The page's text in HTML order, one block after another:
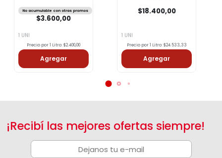
No acumulable con otras promos
$3.600,00
1 UNI
Precio por 1 Litro: $2.400,00
Agregar
$18.400,00
1 UNI
Precio por 1 Litro: $24.533,33
Agregar
¡Recibí las mejores ofertas siempre!